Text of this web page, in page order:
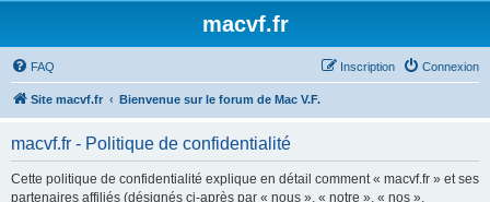
macvf.fr
FAQ Connexion
Inscription
Site macvf.fr Bienvenue sur le forum de Mac V.F.
macvf.fr - Politique de confidentialité
Cette politique de confidentialité explique en détail comment « macvf.fr » et ses
partenaires affiliés (désignés ci-après par « nous », « notre », « nos »,